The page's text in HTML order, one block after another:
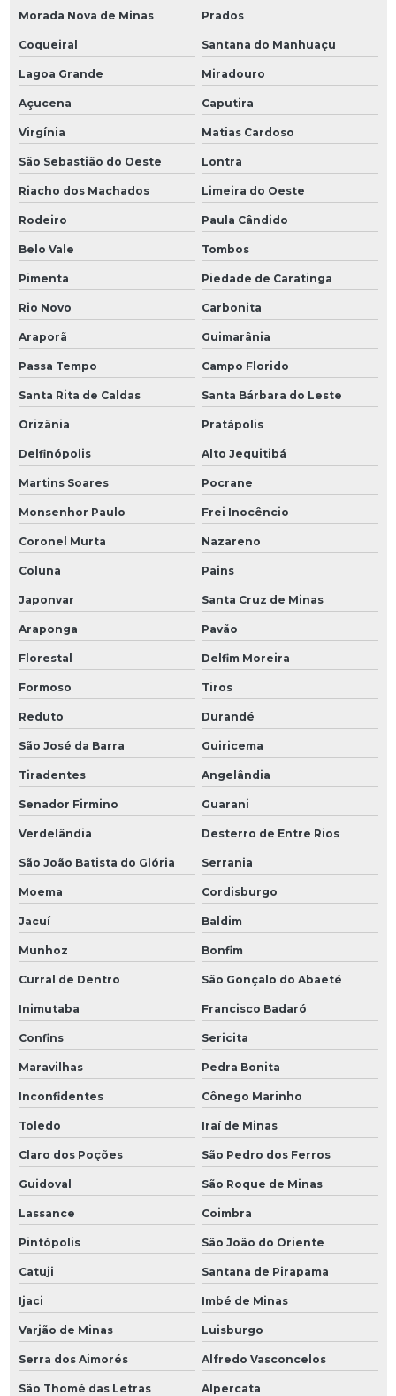
Morada Nova de Minas Prados
Coqueiral Santana do Manhuaçu
Lagoa Grande Miradouro
Açucena Caputira
Virgínia Matias Cardoso
São Sebastião do Oeste Lontra
Riacho dos Machados Limeira do Oeste
Rodeiro Paula Cândido
Belo Vale Tombos
Pimenta Piedade de Caratinga
Rio Novo Carbonita
Araporã Guimarânia
Passa Tempo Campo Florido
Santa Rita de Caldas Santa Bárbara do Leste
Orizânia Pratápolis
Delfinópolis Alto Jequitibá
Martins Soares Pocrane
Monsenhor Paulo Frei Inocêncio
Coronel Murta Nazareno
Coluna Pains
Japonvar Santa Cruz de Minas
Araponga Pavão
Florestal Delfim Moreira
Formoso Tiros
Reduto Durandé
São José da Barra Guiricema
Tiradentes Angelândia
Senador Firmino Guarani
Verdelândia Desterro de Entre Rios
São João Batista do Glória Serrania
Moema Cordisburgo
Jacuí Baldim
Munhoz Bonfim
Curral de Dentro São Gonçalo do Abaeté
Inimutaba Francisco Badaró
Confins Sericita
Maravilhas Pedra Bonita
Inconfidentes Cônego Marinho
Toledo Iraí de Minas
Claro dos Poções São Pedro dos Ferros
Guidoval São Roque de Minas
Lassance Coimbra
Pintópolis São João do Oriente
Catuji Santana de Pirapama
Ijaci Imbé de Minas
Varjão de Minas Luisburgo
Serra dos Aimorés Alfredo Vasconcelos
São Thomé das Letras Alpercata